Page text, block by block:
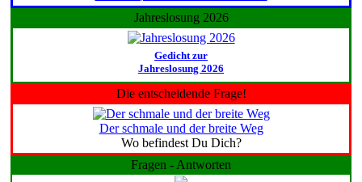
Jahreslosung 2026
Gedicht zur
Jahreslosung 2026
Die entscheidende Frage!
Der schmale und der breite Weg
Wo befindest Du Dich?
Fragen - Antworten